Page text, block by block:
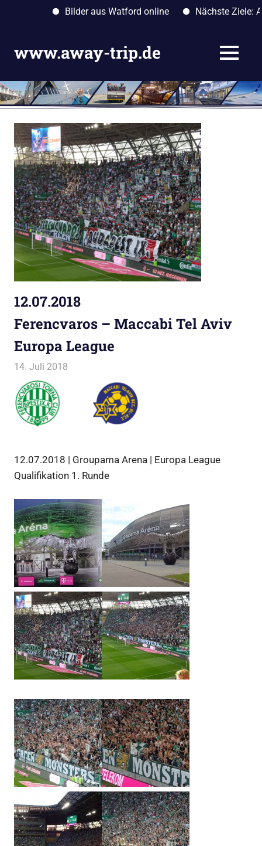
Bilder aus Watford online
Nächste Ziele:
springen
www.away-trip.de MENÜ
12.07.2018
Ferencvaros – Maccabi Tel Aviv
Europa League
14. Juli 2018
12.07.2018 | Groupama Arena | Europa League
Qualifikation 1. Runde